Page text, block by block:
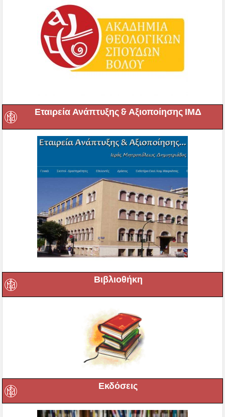
Εταιρεία Ανάπτυξης & Αξιοποίησης ΙΜΔ
Βιβλιοθήκη
Εκδόσεις